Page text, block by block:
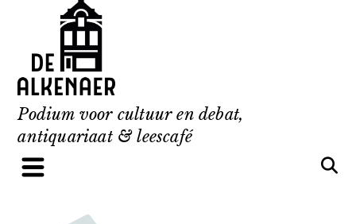
content
Podium voor cultuur en debat,
antiquariaat & leescafé